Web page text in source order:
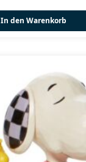
In den Warenkorb